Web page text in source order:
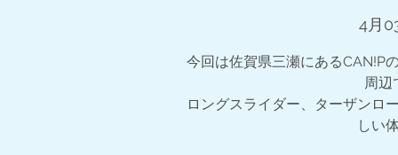
4月
今回は佐賀県三瀬にあるCAN!P
周辺
ロングスライダー、ターザンロ
しい